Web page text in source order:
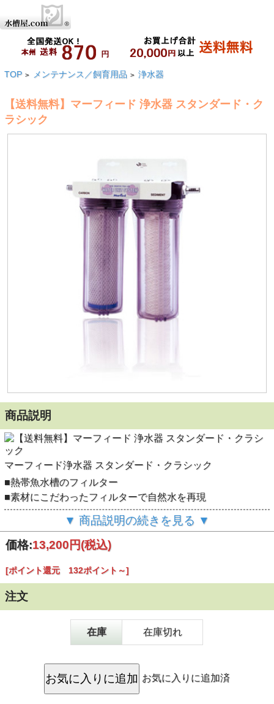
TOP > メンテナンス／飼育用品 > 浄水器
【送料無料】マーフィード 浄水器 スタンダード・ク
ラシック
商品説明
マーフィード浄水器 スタンダード・クラシック
■熱帯魚水槽のフィルター
■素材にこだわったフィルターで自然水を再現
■毎時420リットルの処理能力！ナチュラルコットン・ファ
イバーカーボンは30～50tの製水能力（源水温度4～38℃）
●水道に専用ホースで接続するだけで有害な残留塩素や金
属、細菌を除去し、中和剤を使わずに換水時のベースとなる
飼育水を作り出す、熱帯魚水槽用浄水器の標準モデルです。
優しい飼育水を創ることができます。
●初心者からマニアまで幅広いニーズに応えることができる
観賞魚用浄水器です。
▼ 商品説明の続きを見る ▼
価格:13,200円(税込)
[ポイント還元 132ポイント～]
注文
在庫 在庫切れ
お気に入りに追加済